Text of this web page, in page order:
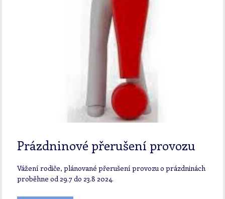
Prázdninové přerušení provozu
Vážení rodiče, plánované přerušení provozu o prázdninách
proběhne od 29.7 do 23.8 2024.